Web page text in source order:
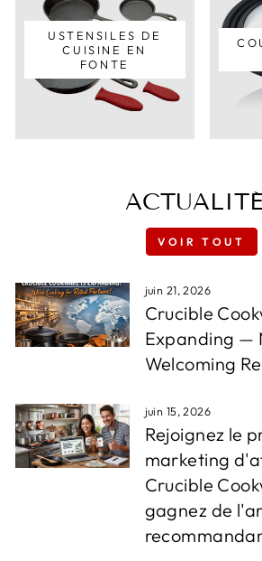
USTENSILES DE
CUISINE EN
FONTE
VOIR TOUT
juin 21, 2026
Crucible
Expanding —
Welcoming
juin 15, 2026
Rejoignez le
marketing
Crucible
gagnez de